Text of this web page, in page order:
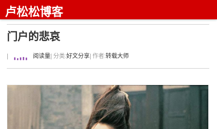
卢松松博客
门户的悲哀
阅读量 | 分类:好文分享 | 作者:转载大师